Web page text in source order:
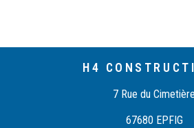
H4
7 Rue du Cimetière
67680 EPFIG